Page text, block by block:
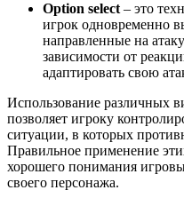
Option select– это
игрок одновременно
направленные на
зависимости от
адаптировать свою
Использование различных
позволяет игроку
ситуации, в которых
Правильное применение
хорошего понимания
своего персонажа.